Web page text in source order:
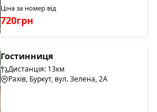
Ціна за номер від
720грн
Гостинниця
Дистанція: 13км
Рахів, Буркут, вул. Зелена, 2А